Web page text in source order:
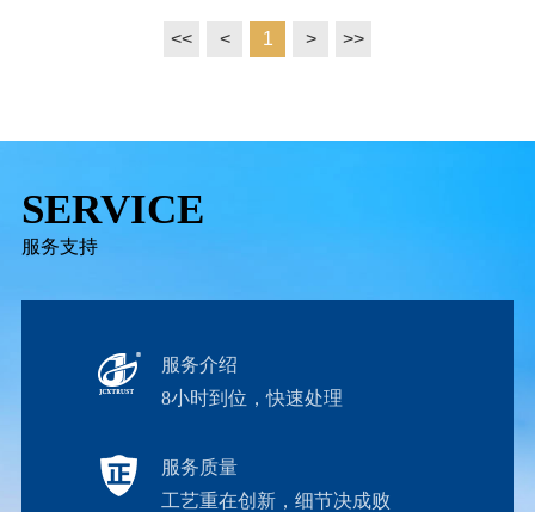
<< < 1 > >>
SERVICE
服务支持
服务介绍
8小时到位，快速处理
服务质量
工艺重在创新，细节决成败